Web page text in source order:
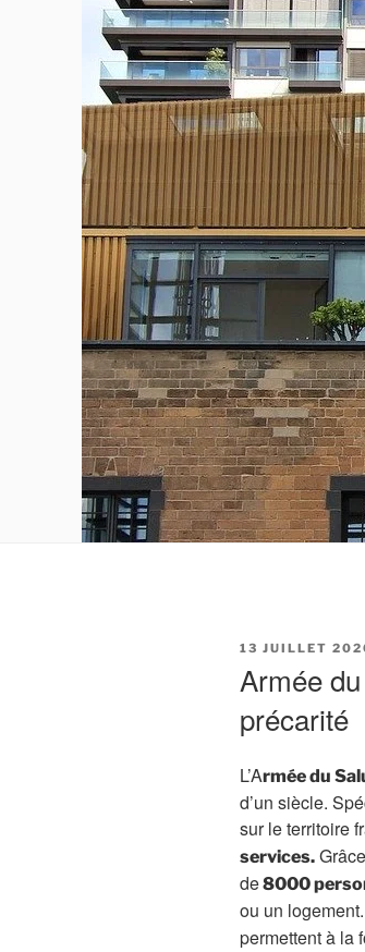
PUBLIÉ
13 JUILLET
Armée
précarité
L’Armée du
d’un siècle.
sur le territoire
services.
de8000
ou un
permettent à la